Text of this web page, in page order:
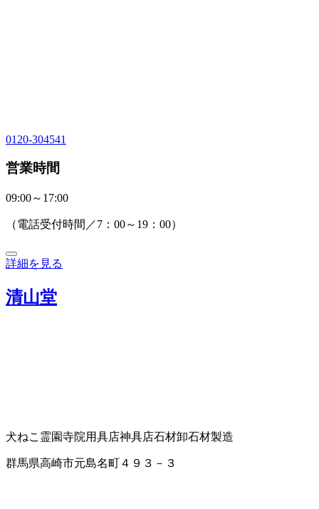
0120-304541
営業時間
09:00～17:00
（電話受付時間／7：00～19：00）
詳細を見る
清山堂
犬ねこ霊園寺院用具店神具店石材卸石材製造
群馬県高崎市元島名町４９３－３